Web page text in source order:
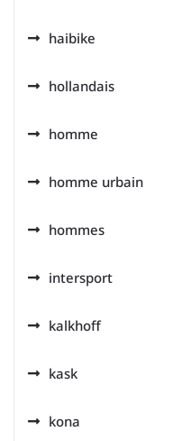
haibike
hollandais
homme
homme urbain
hommes
intersport
kalkhoff
kask
kona